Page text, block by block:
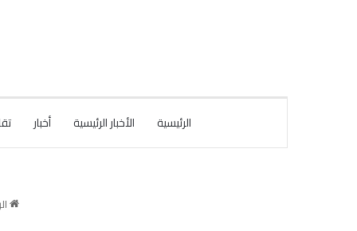
الرئيسية الأخبار الرئيسية أخبار